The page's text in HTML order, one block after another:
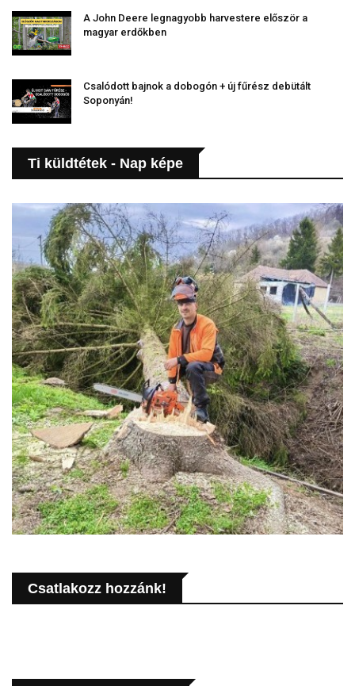
A John Deere legnagyobb harvestere először a
magyar erdőkben
Csalódott bajnok a dobogón + új fűrész debütált
Soponyán!
Ti küldtétek - Nap képe
Csatlakozz hozzánk!